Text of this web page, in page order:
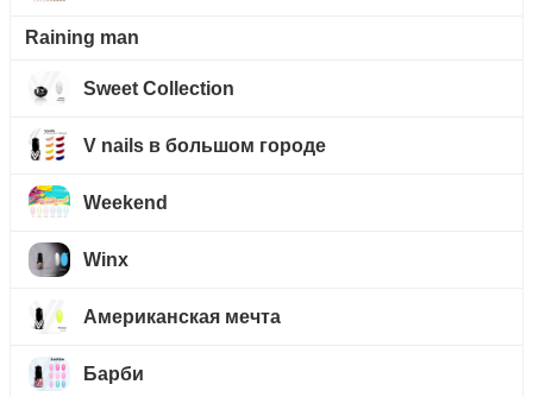
Raining man
Sweet Collection
V nails в большом городе
Weekend
Winx
Американская мечта
Барби